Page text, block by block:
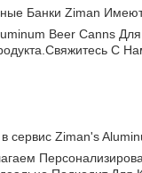
Банки Ziman Имеют
Beer Canns
С
сервис Ziman's